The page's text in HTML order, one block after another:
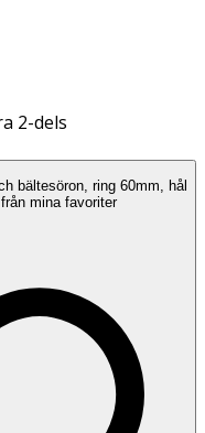
2-dels
bältesöron, ring 60mm, hål
mina favoriter